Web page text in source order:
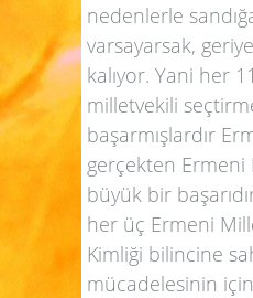
nedenlerle
varsayarsak,
kalıyor. Yani her
milletvekili
başarmışlardır
gerçekten Ermeni
büyük bir
her üç Ermeni
Kimliği bilincine
mücadelesinin